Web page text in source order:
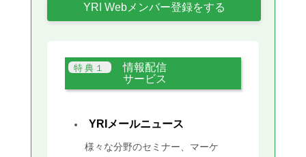
YRI Webメンバー登録をする
情報配信
サービス
YRIメールニュース
様々な分野のセミナー、マーケ